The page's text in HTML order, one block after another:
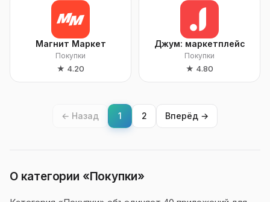
Магнит Маркет
Покупки
★ 4.20
Джум: маркетплейс
Покупки
★ 4.80
← Назад 1 2 Вперёд →
О категории «Покупки»